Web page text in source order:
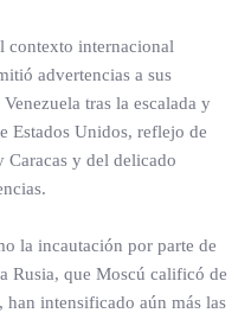
contexto internacional
advertencias a sus
tras la escalada y
Estados Unidos, reflejo de
Caracas y del delicado
la incautación por parte de
Rusia, que Moscú calificó de
intensificado aún más las